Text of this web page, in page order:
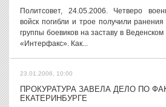
Политсовет, 24.05.2006. Четверо
войск погибли и трое получили
группы боевиков на заставу в
«Интерфакс». Как...
23.01.2006, 10:00
ПРОКУРАТУРА ЗАВЕЛА ДЕЛО ПО
ЕКАТЕРИНБУРГЕ